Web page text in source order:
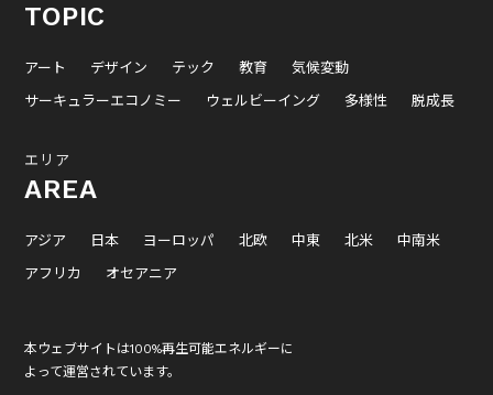
TOPIC
アート デザイン テック 教育
気候変動
サーキュラーエコノミー
ウェルビーイング 多様性 脱成長
エリア
AREA
アジア 日本 ヨーロッパ 北欧 中東 北米
中南米
アフリカ
オセアニア
本ウェブサイトは100%再生可能エネルギーに
よって運営されています。